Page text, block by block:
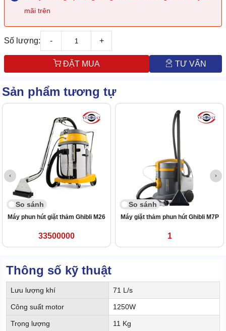
mãi trên
Số lượng: - +
ĐẶT MUA TƯ VẤN
Sản phẩm tương tự
So sánh
Máy phun hút giặt thảm Ghibli M26
33500000
So sánh
Máy giặt thảm phun hút Ghibli M7P
1
Thông số kỹ thuật
Lưu lượng khí 71 L/s
Công suất motor 1250W
Trọng lượng 11 Kg